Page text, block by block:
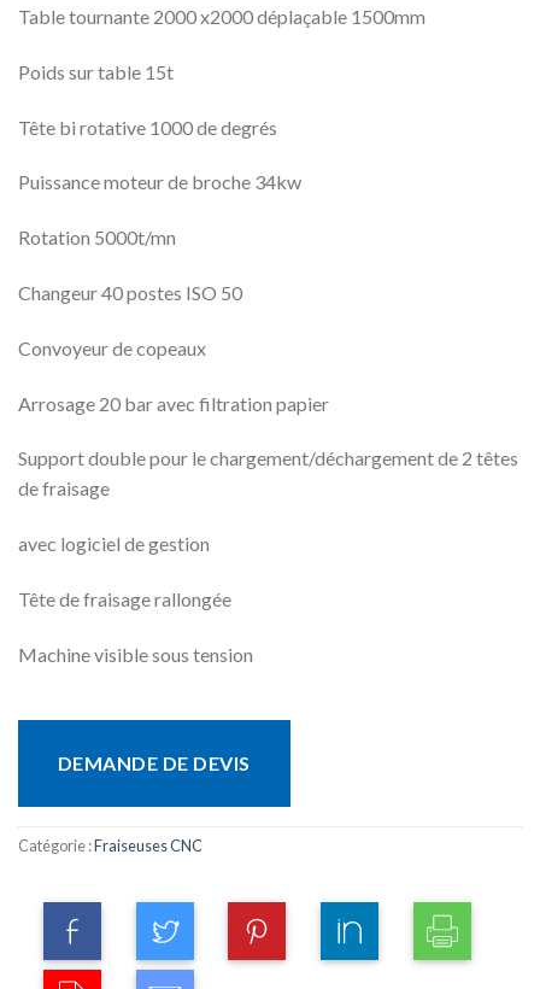
Table tournante 2000 x2000 déplaçable 1500mm
Poids sur table 15t
Tête bi rotative 1000 de degrés
Puissance moteur de broche 34kw
Rotation 5000t/mn
Changeur 40 postes ISO 50
Convoyeur de copeaux
Arrosage 20 bar avec filtration papier
Support double pour le chargement/déchargement de 2 têtes
de fraisage
avec logiciel de gestion
Tête de fraisage rallongée
Machine visible sous tension
DEMANDE DE DEVIS
Catégorie :Fraiseuses CNC